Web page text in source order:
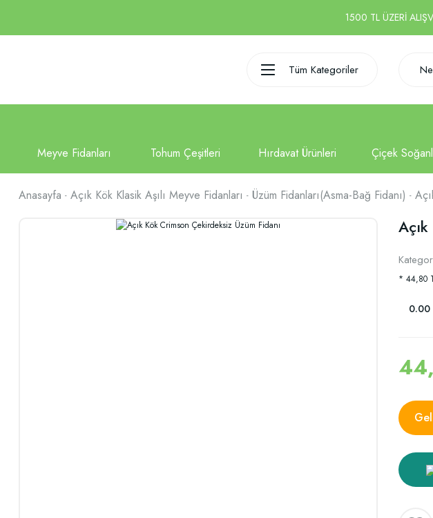
1500 TL ÜZERİ
Tüm Kategoriler
Anasayfa Açık Kök Klasik Aşılı Meyve Fidanları Üzüm Fidanları(Asma-Bağ Fidanı)
* 44,80
0.00